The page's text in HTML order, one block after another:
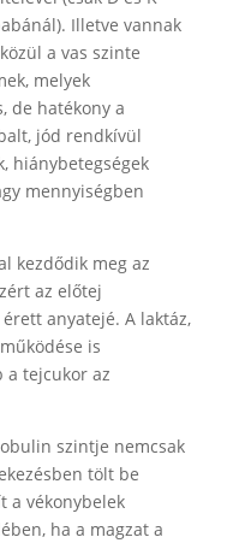
Illetve vannak
a vas szinte
melyek
de hatékony a
jód rendkívül
hiánybetegségek
mennyiségben
kezdődik meg az
az előtej
anyatejé. A laktáz,
is
a tejcukor az
szintje nemcsak
tölt be
a vékonybelek
ha a magzat a